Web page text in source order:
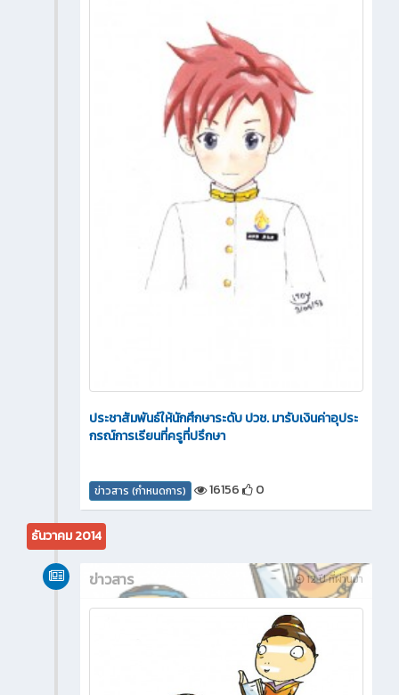
ประชาสัมพันธ์ให้นักศึกษาระดับ ปวช. มารับเงินค่าอุประ
กรณ์การเรียนที่ครูที่ปรึกษา
ข่าวสาร (กำหนดการ) 16156 0
ธันวาคม 2014
12 ปี ที่ผ่านมา
ข่าวสาร